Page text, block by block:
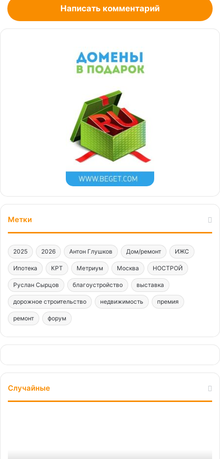
Написать комментарий
Метки
2025 2026 Антон Глушков Дом/ремонт ИЖС
Ипотека КРТ Метриум Москва НОСТРОЙ
Руслан Сырцов благоустройство выставка
дорожное строительство недвижимость премия
ремонт форум
Случайные